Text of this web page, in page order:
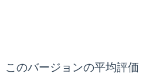
このバージョンの平均評価